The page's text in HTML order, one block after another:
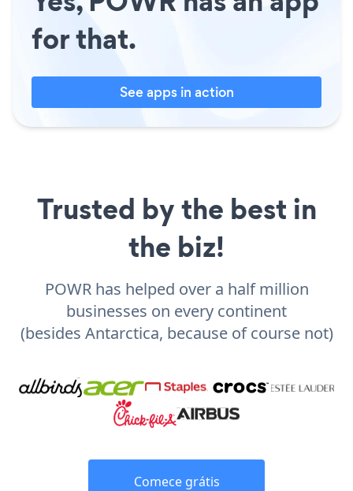
for that.
See apps in action
Trusted by the best in
the biz!
POWR has helped over a half million
businesses on every continent
(besides Antarctica, because of course not)
Comece grátis